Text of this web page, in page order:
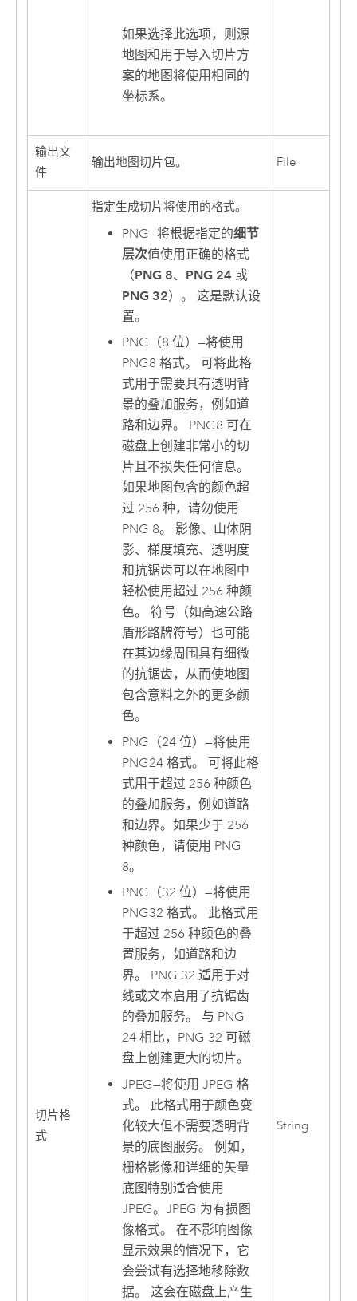
如果选择此选项，则源
地图和用于导入切片方
案的地图将使用相同的
坐标系。
输出文
件
输出地图切片包。 File
切片格
式
指定生成切片将使用的格式。
PNG—将根据指定的细节
层次值使用正确的格式
（PNG 8、 PNG 24 或
PNG 32）。 这是默认设
置。
PNG（8 位）—将使用
PNG8 格式。 可将此格
式用于需要具有透明背
景的叠加服务，例如道
路和边界。 PNG8 可在
磁盘上创建非常小的切
片且不损失任何信息。
如果地图包含的颜色超
过 256 种，请勿使用
PNG 8。 影像、山体阴
影、梯度填充、透明度
和抗锯齿可以在地图中
轻松使用超过 256 种颜
色。 符号（如高速公路
盾形路牌符号）也可能
在其边缘周围具有细微
的抗锯齿，从而使地图
包含意料之外的更多颜
色。
PNG（24 位）—将使用
PNG24 格式。 可将此格
式用于超过 256 种颜色
的叠加服务，例如道路
和边界。如果少于 256
种颜色，请使用 PNG
8。
PNG（32 位）—将使用
PNG32 格式。 此格式用
于超过 256 种颜色的叠
置服务，如道路和边
界。 PNG 32 适用于对
线或文本启用了抗锯齿
的叠加服务。 与 PNG
24 相比，PNG 32 可磁
盘上创建更大的切片。
JPEG—将使用 JPEG 格
式。 此格式用于颜色变
化较大但不需要透明背
景的底图服务。 例如，
栅格影像和详细的矢量
底图特别适合使用
JPEG。JPEG 为有损图
像格式。 在不影响图像
显示效果的情况下，它
会尝试有选择地移除数
据。 这会在磁盘上产生
String